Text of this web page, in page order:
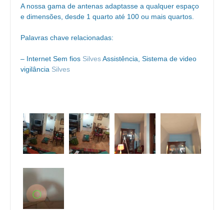
A nossa gama de antenas adaptasse a qualquer espaço
e dimensões, desde 1 quarto até 100 ou mais quartos.
Palavras chave relacionadas:
– Internet Sem fios SilvesAssistência, Sistema de video
vigilância Silves